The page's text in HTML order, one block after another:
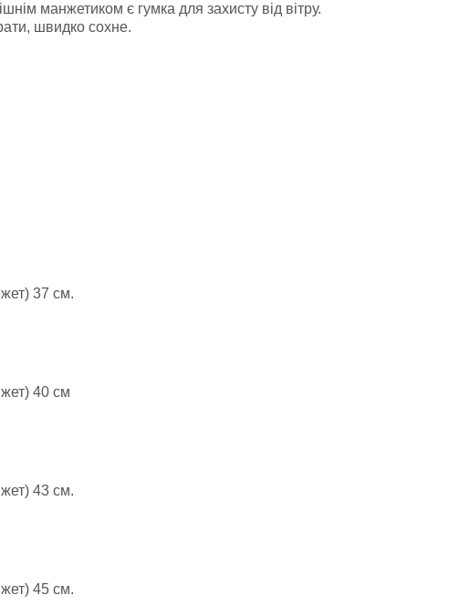
манжетиком є гумка для захисту від вітру.
швидко сохне.
37 см.
40 см
43 см.
45 см.